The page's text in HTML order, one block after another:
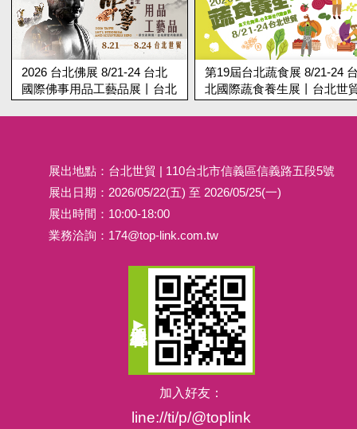
2026 台北佛展 8/21-24 台北
國際佛事用品工藝品展丨台北
第19屆台北蔬食展 8/21-24
北國際蔬食養生展丨台北世
展出地點：台北世貿 | 110台北市信義區信義路五段5號
展出日期：2026/05/22(五) 至 2026/05/25(一)
展出時間：10:00-18:00
業務洽詢： 174@top-link.com.tw
加入好友：
line://ti/p/@toplink